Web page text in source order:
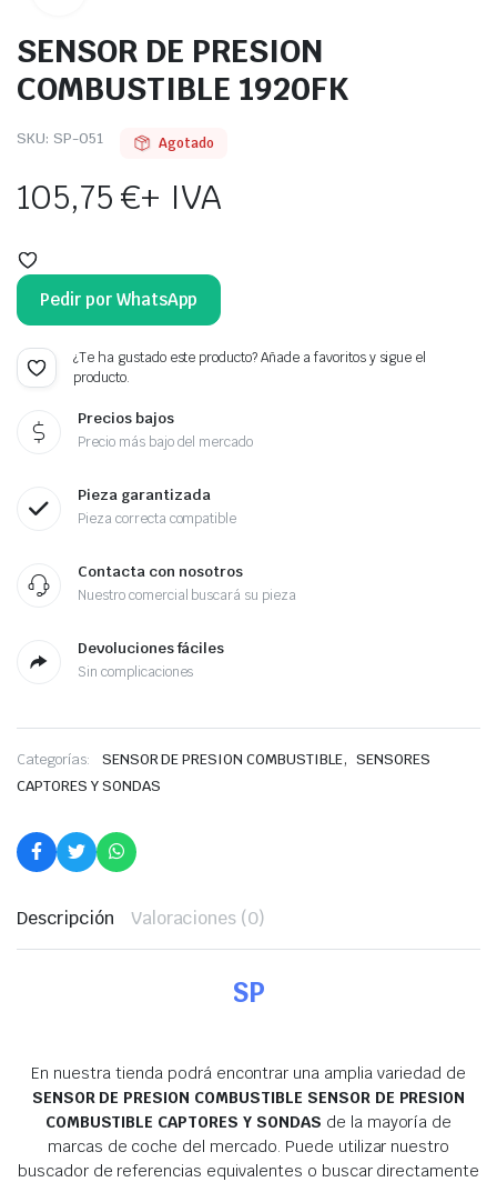
SENSOR DE PRESION
COMBUSTIBLE 1920FK
SKU: SP-051 Agotado
105,75€+ IVA
Pedir por WhatsApp
¿Te ha gustado este producto? Añade a favoritos y sigue el
producto.
Precios bajos
Precio más bajo del mercado
Pieza garantizada
Pieza correcta compatible
Contacta con nosotros
Nuestro comercial buscará su pieza
Devoluciones fáciles
Sin complicaciones
Categorías: SENSOR DE PRESION COMBUSTIBLE, SENSORES
CAPTORES Y SONDAS
Descripción Valoraciones (0)
SP
En nuestra tienda podrá encontrar una amplia variedad de
SENSOR DE PRESION COMBUSTIBLE SENSOR DE PRESION
COMBUSTIBLE CAPTORES Y SONDAS de la mayoría de
marcas de coche del mercado. Puede utilizar nuestro
buscador de referencias equivalentes o buscar directamente